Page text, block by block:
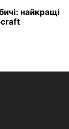
найкращі